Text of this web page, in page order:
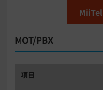
MOT/PBX
項目